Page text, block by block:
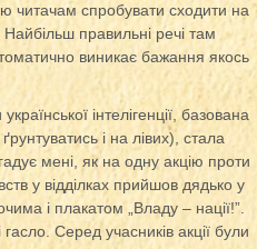
читачам спробувати сходити на
Найбільш правильні речі там
виникає бажання якось
інтелігенції, базована
і на лівих), стала
мені, як на одну акцію проти
у відділках прийшов дядько у
і плакатом „Владу – нації!”.
Серед учасників акції були